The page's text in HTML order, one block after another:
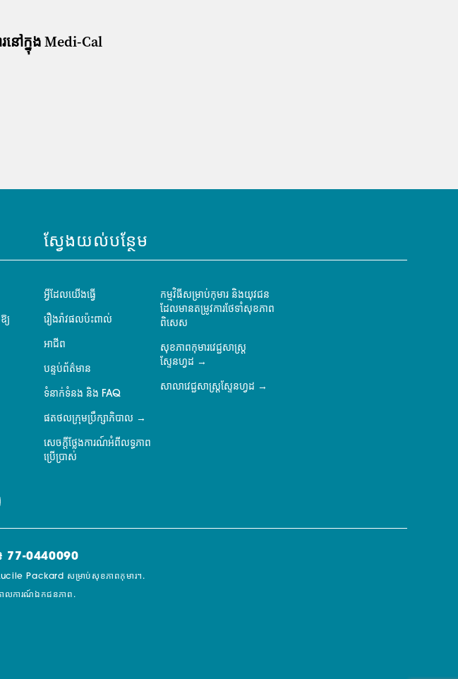
រនៅក្នុង Medi-Cal
យ
ស្វែងយល់បន្ថែម
អ្វីដែលយើងធ្វើ
រឿងរ៉ាវផលប៉ះពាល់
អាជីព
បន្ទប់ព័ត៌មាន
ទំនាក់ទំនង និង FAQ
ផតថលក្រុមប្រឹក្សាភិបាល
សេចក្តីថ្លែងការណ៍អំពីលទ្ធភាព
ប្រើប្រាស់
កម្មវិធីសម្រាប់កុមារ និងយុវជន
ដែលមានតម្រូវការថែទាំសុខភាព
ពិសេស
សុខភាពកុមារវេជ្ជសាស្ត្រ
ស្ទែនហ្វដ
សាលាវេជ្ជសាស្ត្រស្ទែនហ្វដ
77-0440090
Packard សម្រាប់សុខភាពកុមារ។.
លការណ៍ឯកជនភាព.